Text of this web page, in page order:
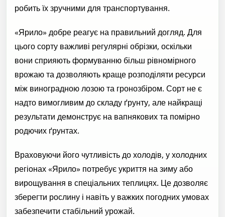
робить їх зручними для транспортування.
«Ярило» добре реагує на правильний догляд. Для
цього сорту важливі регулярні обрізки, оскільки
вони сприяють формуванню більш рівномірного
врожаю та дозволяють краще розподіляти ресурси
між виноградною лозою та гронозбіром. Сорт не є
надто вимогливим до складу ґрунту, але найкращі
результати демонструє на вапнякових та помірно
родючих ґрунтах.
Враховуючи його чутливість до холодів, у холодних
регіонах «Ярило» потребує укриття на зиму або
вирощування в спеціальних теплицях. Це дозволяє
зберегти рослину і навіть у важких погодних умовах
забезпечити стабільний урожай.